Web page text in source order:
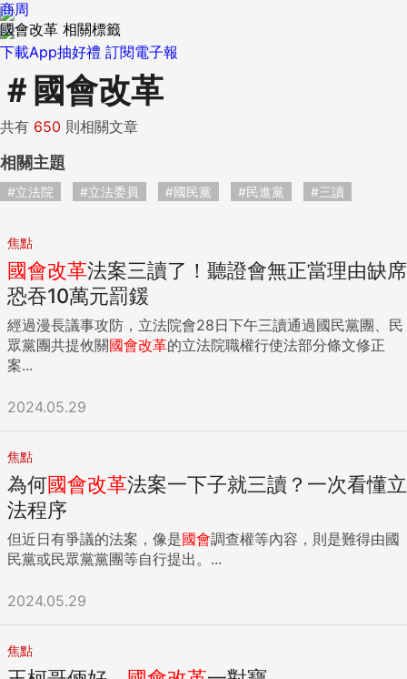
下載App抽好禮 訂閱電子報
商周
國會改革 相關標籤
＃ 國會改革
共有 650 則相關文章
相關主題
#立法院 #立法委員 #國民黨 #民進黨 #三讀
焦點
國會改革法案三讀了！聽證會無正當理由缺席
恐吞10萬元罰鍰
經過漫長議事攻防，立法院會28日下午三讀通過國民黨團、民
眾黨團共提攸關國會改革的立法院職權行使法部分條文修正
案...
2024.05.29
焦點
為何國會改革法案一下子就三讀？一次看懂立
法程序
但近日有爭議的法案，像是國會調查權等內容，則是難得由國
民黨或民眾黨黨團等自行提出。...
2024.05.29
焦點